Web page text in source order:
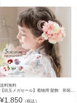
送料無料
【目玉メガセール】着物用 髪飾 和装 七五三 卒園 卒業式 ヘアアクセサリー TAK
¥1,850 （税込）